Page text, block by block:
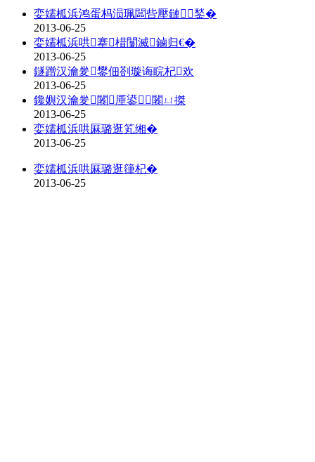
娈嬬柧浜鸿蛋杩涢珮闆呰壓鏈鍫�
2013-06-25
娈嬬柧浜哄搴棤闅滅鏀归€�
2013-06-25
鐩蹭汉瀹夎鐢佃剳璇诲睆杞欢
2013-06-25
鑱嬩汉瀹夎闂厜鍙闂ㄩ搩
2013-06-25
娈嬬柧浜哄厤璐逛笂缃�
2013-06-25
娈嬬柧浜哄厤璐逛箻杞�
2013-06-25